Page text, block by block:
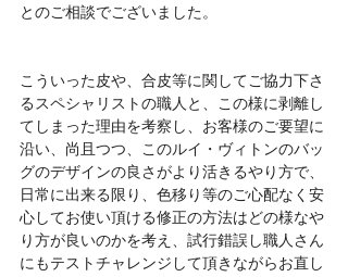
とのご相談でございました。
こういった皮や、合皮等に関してご協力下さ
るスペシャリストの職人と、この様に剥離し
てしまった理由を考察し、お客様のご要望に
沿い、尚且つつ、このルイ・ヴィトンのバッ
グのデザインの良さがより活きるやり方で、
日常に出来る限り、色移り等のご心配なく安
心してお使い頂ける修正の方法はどの様なや
り方が良いのかを考え、試行錯誤し職人さん
にもテストチャレンジして頂きながらお直し